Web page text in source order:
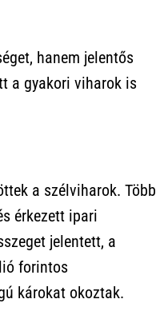
hanem jelentős
a gyakori viharok is
a szélviharok. Több
érkezett ipari
jelentett, a
forintos
károkat okoztak.